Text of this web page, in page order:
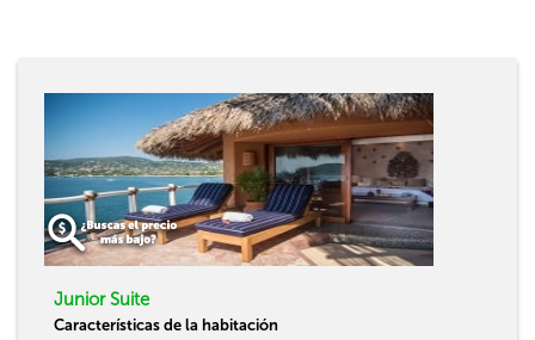
Junior Suite
Características de la habitación